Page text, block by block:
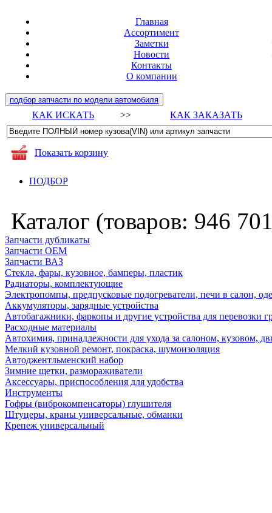
Главная
Ассортимент
Заметки
Новости
Контакты
О компании
подбор запчасти по модели автомобиля
КАК ИСКАТЬ >> КАК ЗАКАЗАТЬ
Показать корзину
ПОДБОР
Каталог (товаров: 946
Запчасти дубликаты
Запчасти ОЕМ
Запчасти ВАЗ
Стекла, фары, кузовное, бамперы, пластик
Радиаторы, комплектующие
Электропомпы, предпусковые подогреватели, печи в салон,
Аккумуляторы, зарядные устройства
Автобагажники, фаркопы и другие устройства для перевозки
Расходные материалы
Автохимия, принадлежности для ухода за салоном, кузовом,
Мелкий кузовной ремонт, покраска, шумоизоляция
Автоджентльменский набор
Зимние щетки, размораживатели
Аксессуары, приспособления для удобства
Инструменты
Гофры (виброкомпенсаторы) глушителя
Штуцеры, краны универсальные, обманки
Крепеж универсальный